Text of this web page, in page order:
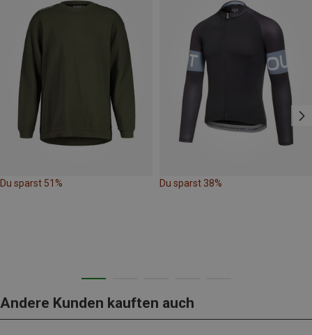
Du sparst 51% Du sparst 38%
Andere Kunden kauften auch